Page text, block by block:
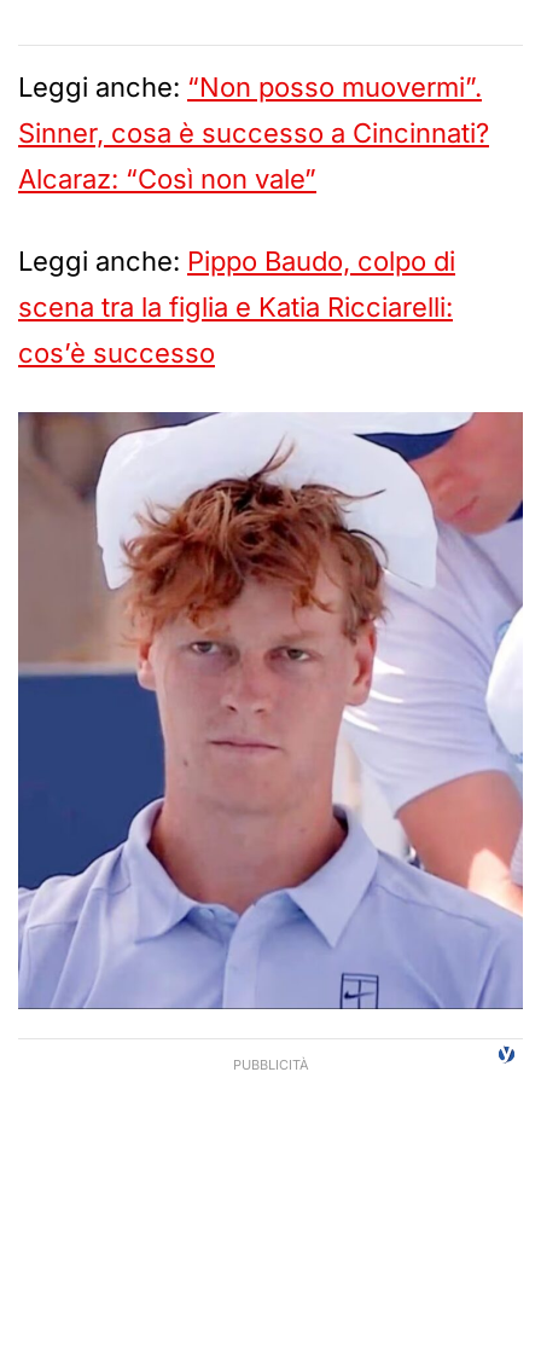
Leggi anche: “Non posso muovermi”.
Sinner, cosa è successo a Cincinnati?
Alcaraz: “Così non vale”
Leggi anche: Pippo Baudo, colpo di
scena tra la figlia e Katia Ricciarelli:
cos’è successo